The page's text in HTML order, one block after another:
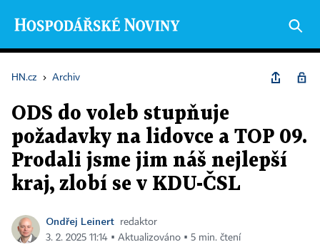
HN.cz › Archiv
ODS do voleb stupňuje
požadavky na lidovce a TOP 09.
Prodali jsme jim náš nejlepší
kraj, zlobí se v KDU-ČSL
Ondřej Leinert
redaktor
3. 2. 2025 11:14 ▪ Aktualizováno ▪ 5 min. čtení